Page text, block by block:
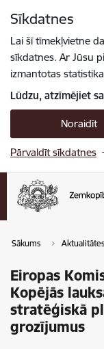
Sīkdatnes
Lai šī tīmekļvietne
sīkdatnes. Ar Jūsu
izmantotas
Lūdzu, atzīmējiet
Noraidīt
Pārvaldīt sīkdatnes
Sākums Aktualitātes
Eiropas
Kopējās
stratēģiskā
grozījumus